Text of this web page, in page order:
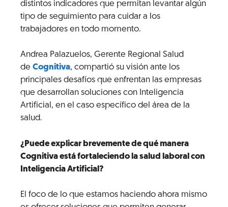
distintos indicadores que permitan levantar algún
tipo de seguimiento para cuidar a los
trabajadores en todo momento.
Andrea Palazuelos, Gerente Regional Salud
de Cognitiva, compartió su visión ante los
principales desafíos que enfrentan las empresas
que desarrollan soluciones con Inteligencia
Artificial, en el caso específico del área de la
salud.
¿Puede explicar brevemente de qué manera
Cognitiva está fortaleciendo la salud laboral con
Inteligencia Artificial?
El foco de lo que estamos haciendo ahora mismo